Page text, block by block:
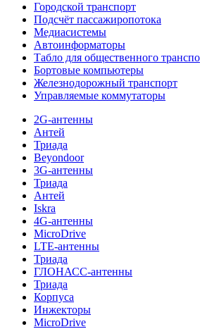
Городской транспорт
Подсчёт пассажиропотока
Медиасистемы
Автоинформаторы
Табло для общественного
Бортовые компьютеры
Железнодорожный транспорт
Управляемые коммутаторы
2G-антенны
Антей
Триада
Beyondoor
3G-антенны
Триада
Антей
Iskra
4G-антенны
MicroDrive
LTE-антенны
Триада
ГЛОНАСС-антенны
Триада
Корпуса
Инжекторы
MicroDrive